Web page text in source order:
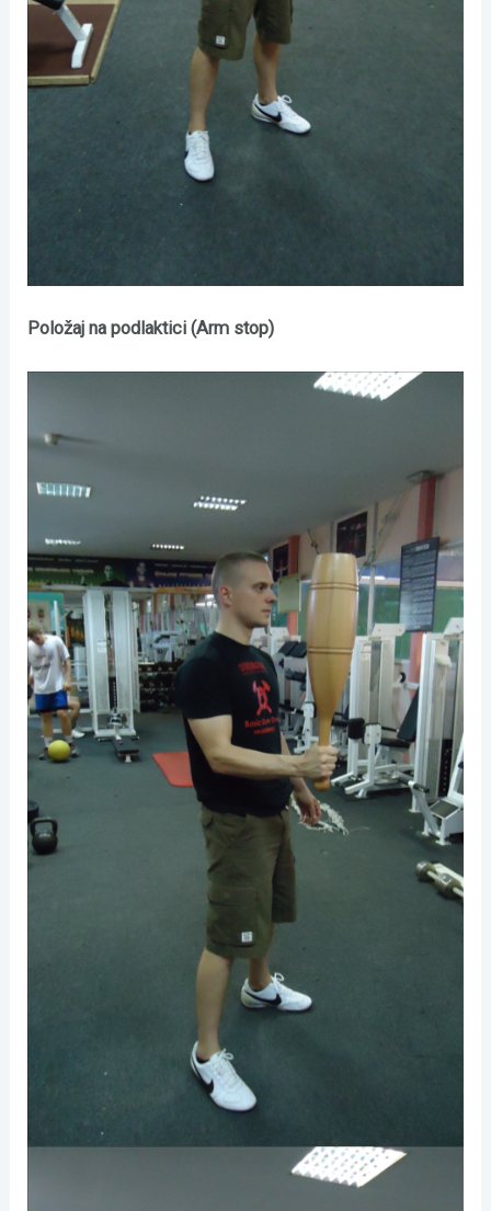
Položaj na podlaktici (Arm stop)